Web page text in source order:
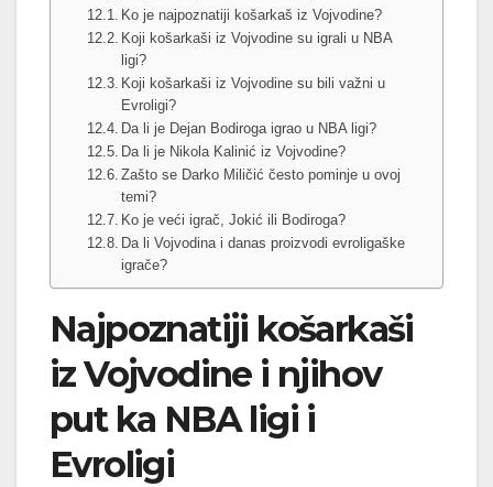
Ko je najpoznatiji košarkaš iz Vojvodine?
Koji košarkaši iz Vojvodine su igrali u NBA
ligi?
Koji košarkaši iz Vojvodine su bili važni u
Evroligi?
Da li je Dejan Bodiroga igrao u NBA ligi?
Da li je Nikola Kalinić iz Vojvodine?
Zašto se Darko Miličić često pominje u ovoj
temi?
Ko je veći igrač, Jokić ili Bodiroga?
Da li Vojvodina i danas proizvodi evroligaške
igrače?
Najpoznatiji košarkaši
iz Vojvodine i njihov
put ka NBA ligi i
Evroligi